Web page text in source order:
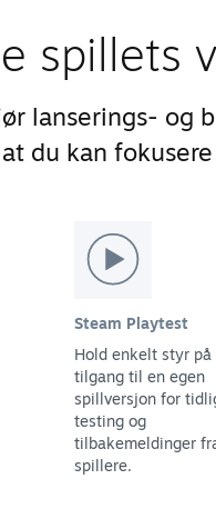
spillets
lanserings- og
du kan
Steam Playtest
Hold enkelt styr på
tilgang til en egen
spillversjon for
testing og
tilbakemeldinger
spillere.